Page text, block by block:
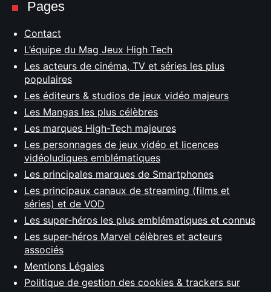
Pages
Contact
L’équipe du Mag Jeux High Tech
Les acteurs de cinéma, TV et séries les plus
populaires
Les éditeurs & studios de jeux vidéo majeurs
Les Mangas les plus célèbres
Les marques High-Tech majeures
Les personnages de jeux vidéo et licences
vidéoludiques emblématiques
Les principales marques de Smartphones
Les principaux canaux de streaming (films et
séries) et de VOD
Les super-héros les plus emblématiques et connus
Les super-héros Marvel célèbres et acteurs
associés
Mentions Légales
Politique de gestion des cookies & trackers sur